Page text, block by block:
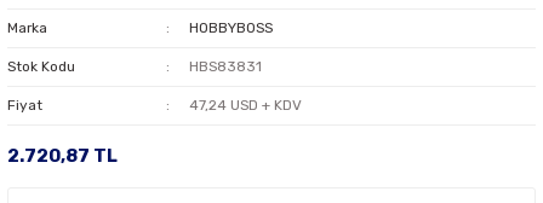
Marka HOBBYBOSS
Stok Kodu HBS83831
Fiyat 47,24 USD + KDV
2.720,87 TL